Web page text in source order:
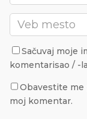
Sačuvaj moje
komentarisao / -
Obavestite me
moj komentar.